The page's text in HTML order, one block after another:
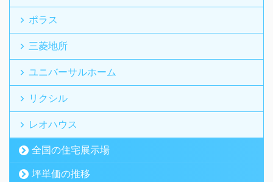
ポラス
三菱地所
ユニバーサルホーム
リクシル
レオハウス
全国の住宅展示場
坪単価の推移